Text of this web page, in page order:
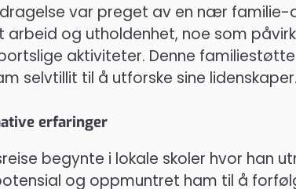
var preget av en nær familie-
arbeid og utholdenhet, noe som
aktiviteter. Denne
selvtillit til å utforske sine lidenskaper.
erfaringer
begynte i lokale skoler hvor han
og oppmuntret ham til å